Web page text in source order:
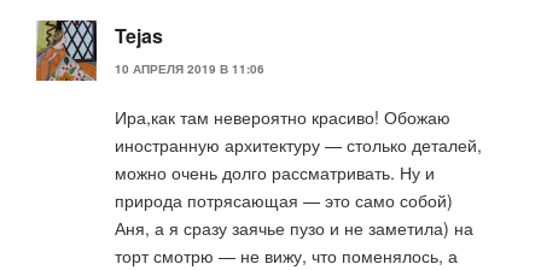
Tejas
10 АПРЕЛЯ 2019 В 11:06
Ира,как там невероятно красиво! Обожаю
иностранную архитектуру — столько деталей,
можно очень долго рассматривать. Ну и
природа потрясающая — это само собой)
Аня, а я сразу заячье пузо и не заметила) на
торт смотрю — не вижу, что поменялось, а